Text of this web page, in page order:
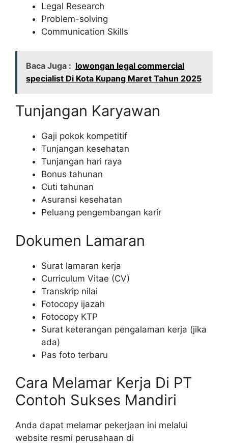
Legal Research
Problem-solving
Communication Skills
Baca Juga : lowongan legal commercial
specialist Di Kota Kupang Maret Tahun 2025
Tunjangan Karyawan
Gaji pokok kompetitif
Tunjangan kesehatan
Tunjangan hari raya
Bonus tahunan
Cuti tahunan
Asuransi kesehatan
Peluang pengembangan karir
Dokumen Lamaran
Surat lamaran kerja
Curriculum Vitae (CV)
Transkrip nilai
Fotocopy ijazah
Fotocopy KTP
Surat keterangan pengalaman kerja (jika
ada)
Pas foto terbaru
Cara Melamar Kerja Di PT
Contoh Sukses Mandiri
Anda dapat melamar pekerjaan ini melalui
website resmi perusahaan di